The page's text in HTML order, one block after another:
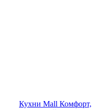
Кухни Mall Комфорт,